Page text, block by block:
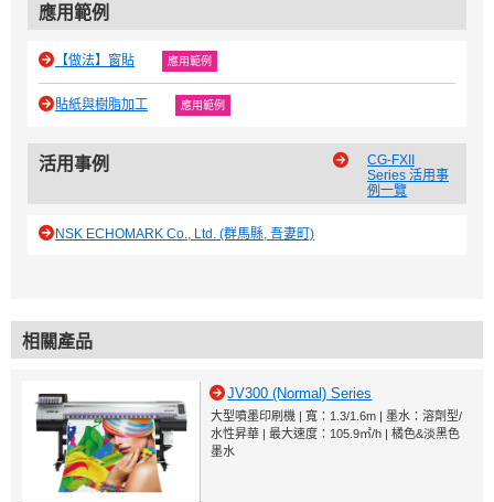
應用範例
【做法】窗貼 應用範例
貼紙與樹脂加工 應用範例
活用事例
CG-FXII
Series 活用事
例一覽
NSK ECHOMARK Co., Ltd. (群馬縣, 吾妻町)
相關產品
JV300 (Normal) Series
大型噴墨印刷機 | 寬：1.3/1.6m | 墨水：溶劑型/
水性昇華 | 最大速度：105.9㎡/h | 橘色&淡黑色
墨水